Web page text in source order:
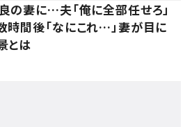
の妻に…夫「俺に全部任せろ」
時間後「なにこれ…」妻が目に
とは